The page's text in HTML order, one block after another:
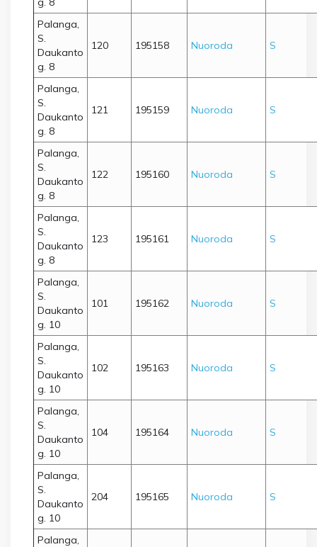
Palanga,
S.
Daukanto
g. 8
120 195158 Nuoroda S
Palanga,
S.
Daukanto
g. 8
121 195159 Nuoroda S
Palanga,
S.
Daukanto
g. 8
122 195160 Nuoroda S
Palanga,
S.
Daukanto
g. 8
123 195161 Nuoroda S
Palanga,
S.
Daukanto
g. 10
101 195162 Nuoroda S
Palanga,
S.
Daukanto
g. 10
102 195163 Nuoroda S
Palanga,
S.
Daukanto
g. 10
104 195164 Nuoroda S
Palanga,
S.
Daukanto
g. 10
204 195165 Nuoroda S
Palanga,